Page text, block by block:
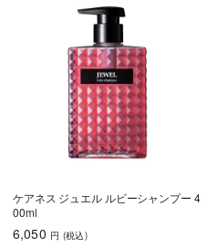
ケアネス ジュエル ルビーシャンプー 4
00ml
6,050 円 (税込)